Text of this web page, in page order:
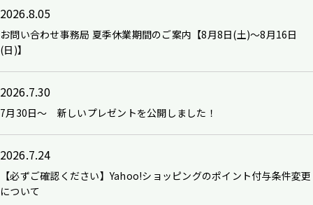
2026.8.05
お問い合わせ事務局 夏季休業期間のご案内【8月8日(土)～8月16日
(日)】
2026.7.30
7月30日～ 新しいプレゼントを公開しました！
2026.7.24
【必ずご確認ください】Yahoo!ショッピングのポイント付与条件変更
について